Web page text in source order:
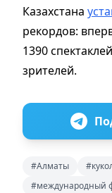
Казахстана
рекордов:
1390
зрителей.
#Алматы
#международный